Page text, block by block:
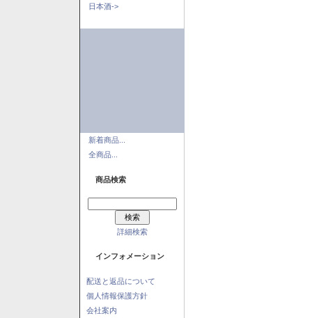
日本酒->
新着商品...
全商品...
商品検索
詳細検索
インフォメーション
配送と返品について
個人情報保護方針
会社案内